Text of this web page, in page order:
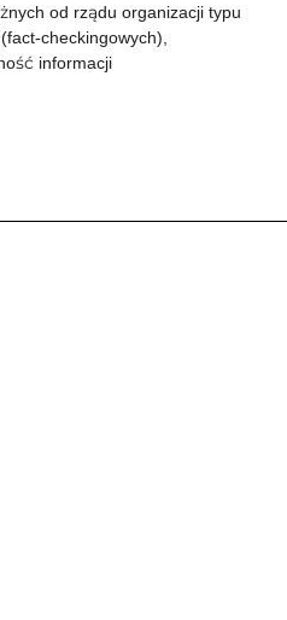
od rządu organizacji typu
checkingowych),
informacji